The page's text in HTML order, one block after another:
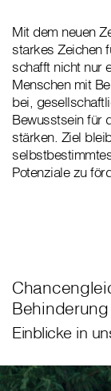
Mit dem neuen
starkes Zeichen
schafft nicht nur
Menschen mit
bei,
Bewusstsein für
stärken. Ziel
Potenziale zu
Einblicke in